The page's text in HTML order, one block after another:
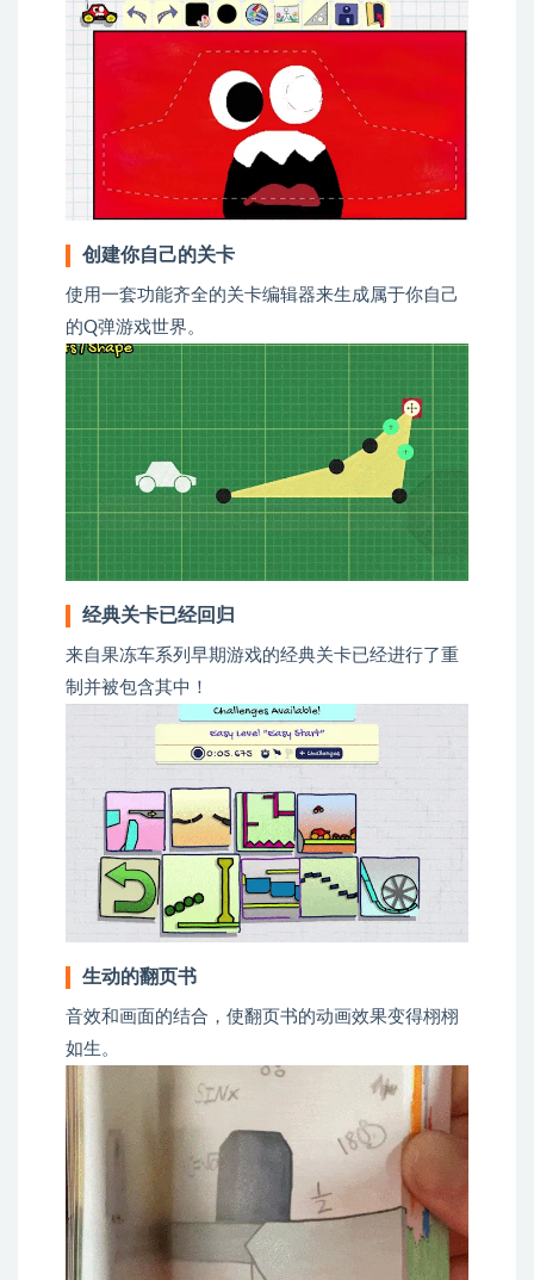
创建你自己的关卡
使用一套功能齐全的关卡编辑器来生成属于你自己
的Q弹游戏世界。
经典关卡已经回归
来自果冻车系列早期游戏的经典关卡已经进行了重
制并被包含其中！
生动的翻页书
音效和画面的结合，使翻页书的动画效果变得栩栩
如生。